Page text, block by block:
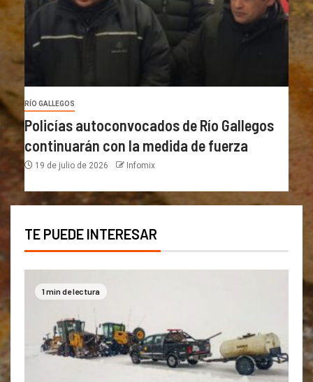
RÍO GALLEGOS
Policías autoconvocados de Río Gallegos
continuarán con la medida de fuerza
19 de julio de 2026 Infomix
TE PUEDE INTERESAR
1 min de lectura